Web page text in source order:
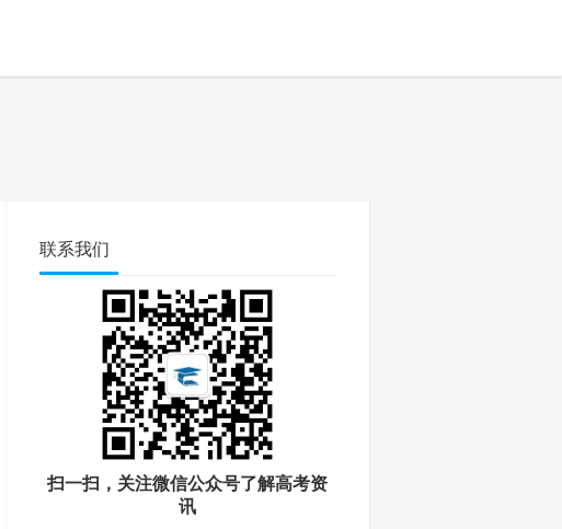
联系我们
扫一扫，关注微信公众号了解高考资
讯